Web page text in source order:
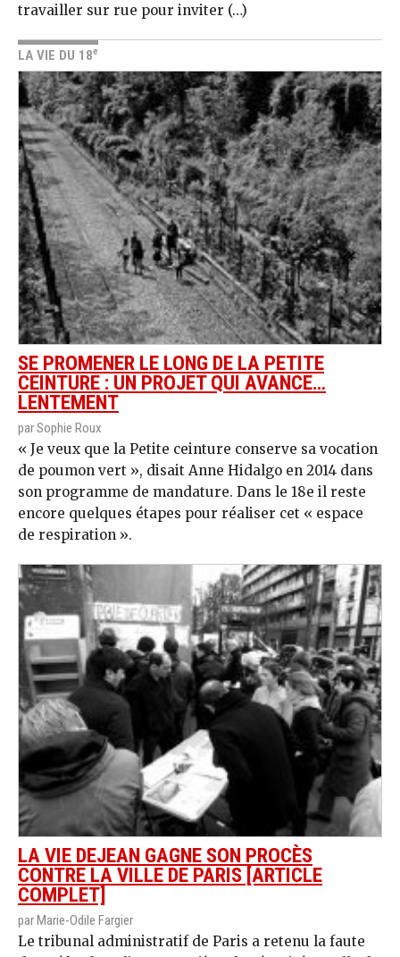
travailler sur rue pour inviter (…)
LA VIE DU 18e
SE PROMENER LE LONG DE LA PETITE
CEINTURE : UN PROJET QUI AVANCE…
LENTEMENT
par Sophie Roux
« Je veux que la Petite ceinture conserve sa vocation
de poumon vert », disait Anne Hidalgo en 2014 dans
son programme de mandature. Dans le 18e il reste
encore quelques étapes pour réaliser cet « espace
de respiration ».
LA VIE DEJEAN GAGNE SON PROCÈS
CONTRE LA VILLE DE PARIS [ARTICLE
COMPLET]
par Marie-Odile Fargier
Le tribunal administratif de Paris a retenu la faute